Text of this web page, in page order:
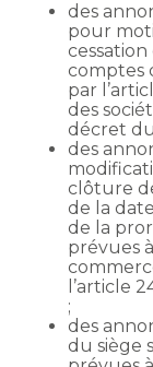
des
pour
comptes
par
des
décret
des
clôture
de la
de la
prévues
l’article
;
des
du siège